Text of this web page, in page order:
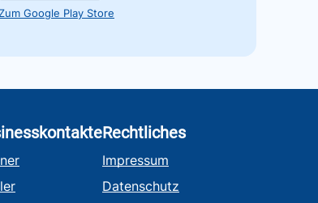
Google Play Store